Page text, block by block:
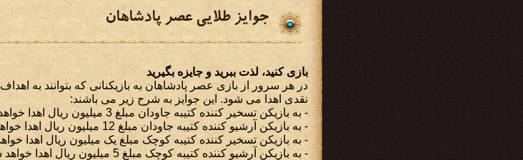
جوایز طلایی عصر پادشاهان
بازی کنید، لذت ببرید و جایزه بگیرید
در هر سرور از بازی عصر پادشاهان به بازیکنانی که بتوانند به
نقدی اهدا می شود. این جوایز به شرح زیر می باشند:
- به بازیکن تسخیر کننده کتیبه جاودان مبلغ 3 میلیون ریال اهدا خواهد شد.
- به بازیکن آرشیو کننده کتیبه جاودان مبلغ 12 میلیون ریال اهدا خواهد شد.
- به بازیکن تسخیر کننده کتیبه کوچک مبلغ یک میلیون ریال اهدا
- به بازیکن آرشیو کننده کتیبه کوچک مبلغ 5 میلیون ریال اهدا خواهد شد.